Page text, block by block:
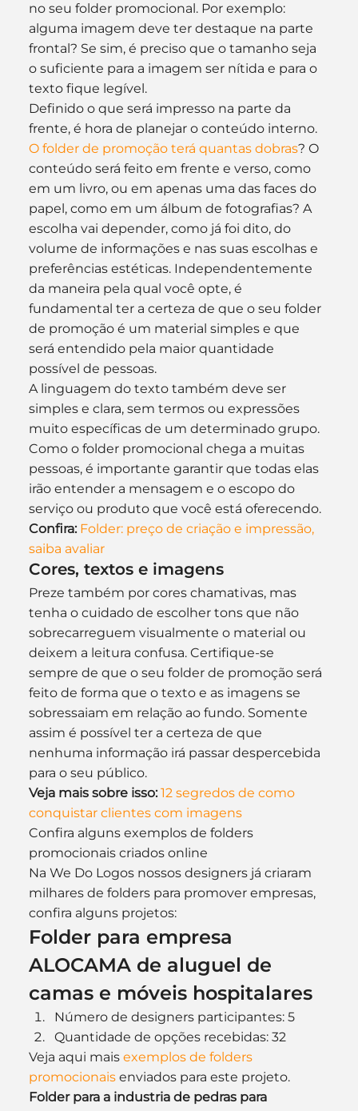
no seu folder promocional. Por exemplo:
alguma imagem deve ter destaque na parte
frontal? Se sim, é preciso que o tamanho seja
o suficiente para a imagem ser nítida e para o
texto fique legível.
Definido o que será impresso na parte da
frente, é hora de planejar o conteúdo interno.
O folder de promoção terá quantas dobras? O
conteúdo será feito em frente e verso, como
em um livro, ou em apenas uma das faces do
papel, como em um álbum de fotografias? A
escolha vai depender, como já foi dito, do
volume de informações e nas suas escolhas e
preferências estéticas. Independentemente
da maneira pela qual você opte, é
fundamental ter a certeza de que o seu folder
de promoção é um material simples e que
será entendido pela maior quantidade
possível de pessoas.
A linguagem do texto também deve ser
simples e clara, sem termos ou expressões
muito específicas de um determinado grupo.
Como o folder promocional chega a muitas
pessoas, é importante garantir que todas elas
irão entender a mensagem e o escopo do
serviço ou produto que você está oferecendo.
Confira: Folder: preço de criação e impressão,
saiba avaliar
Cores, textos e imagens
Preze também por cores chamativas, mas
tenha o cuidado de escolher tons que não
sobrecarreguem visualmente o material ou
deixem a leitura confusa. Certifique-se
sempre de que o seu folder de promoção será
feito de forma que o texto e as imagens se
sobressaiam em relação ao fundo. Somente
assim é possível ter a certeza de que
nenhuma informação irá passar despercebida
para o seu público.
Veja mais sobre isso: 12 segredos de como
conquistar clientes com imagens
Confira alguns exemplos de folders
promocionais criados online
Na We Do Logos nossos designers já criaram
milhares de folders para promover empresas,
confira alguns projetos:
Folder para empresa
ALOCAMA de aluguel de
camas e móveis hospitalares
Número de designers participantes: 5
Quantidade de opções recebidas: 32
Veja aqui mais exemplos de folders
promocionais enviados para este projeto.
Folder para a industria de pedras para